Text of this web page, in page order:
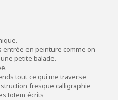
entrée en peinture comme on
petite balade.
tout ce qui me traverse
fresque calligraphie
totem écrits